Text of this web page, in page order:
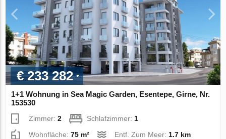
€ 233 282
1+1 Wohnung in Sea Magic Garden, Esentepe, Girne, Nr.
153530
Zimmer:2 Schlafzimmer: 1
Wohnfläche:75 m² Entf. Zum Meer: 1.7 km